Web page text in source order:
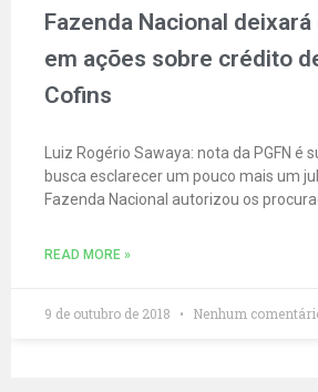
Fazenda Nacional
em ações sobre crédito
Cofins
Luiz Rogério Sawaya: nota da PGFN é
busca esclarecer um pouco mais um
Fazenda Nacional autorizou os
READ MORE »
9 de outubro de 2018 Nenhum